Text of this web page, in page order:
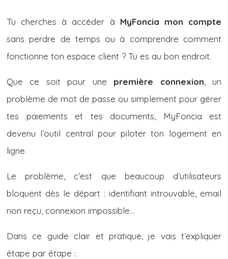
Tu cherches à accéder à MyFoncia mon compte
sans perdre de temps ou à comprendre comment
fonctionne ton espace client ? Tu es au bon endroit.
Que ce soit pour une première connexion , un
problème de mot de passe ou simplement pour gérer
tes paiements et tes documents, MyFoncia est
devenu l’outil central pour piloter ton logement en
ligne.
Le problème, c’est que beaucoup d’utilisateurs
bloquent dès le départ : identifiant introuvable, email
non reçu, connexion impossible…
Dans ce guide clair et pratique, je vais t’expliquer
étape par étape :